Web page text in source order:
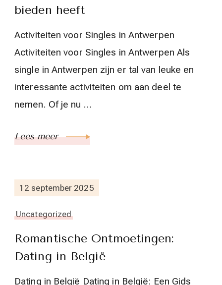
bieden heeft
Activiteiten voor Singles in Antwerpen
Activiteiten voor Singles in Antwerpen Als
single in Antwerpen zijn er tal van leuke en
interessante activiteiten om aan deel te
nemen. Of je nu …
Lees meer
12 september 2025
Uncategorized
Romantische Ontmoetingen:
Dating in België
Dating in België Dating in België: Een Gids